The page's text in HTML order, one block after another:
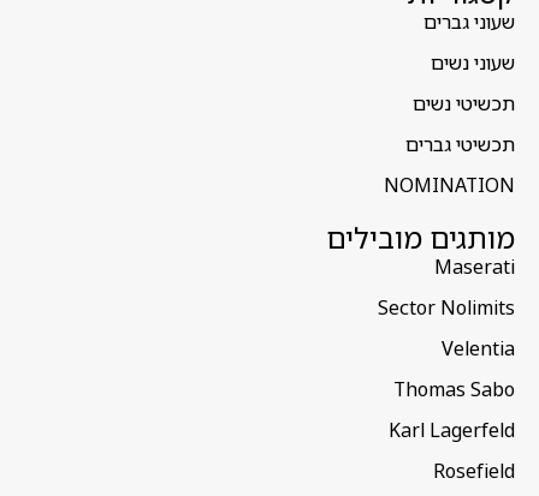
שעוני גברים
שעוני נשים
תכשיטי נשים
תכשיטי גברים
NOMINATION
מותגים מובילים
Maserati
Sector Nolimits
Velentia
Thomas Sabo
Karl Lagerfeld
Rosefield